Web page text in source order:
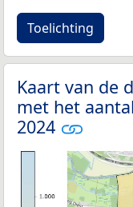
Toelichting
Kaart van de
met het
2024